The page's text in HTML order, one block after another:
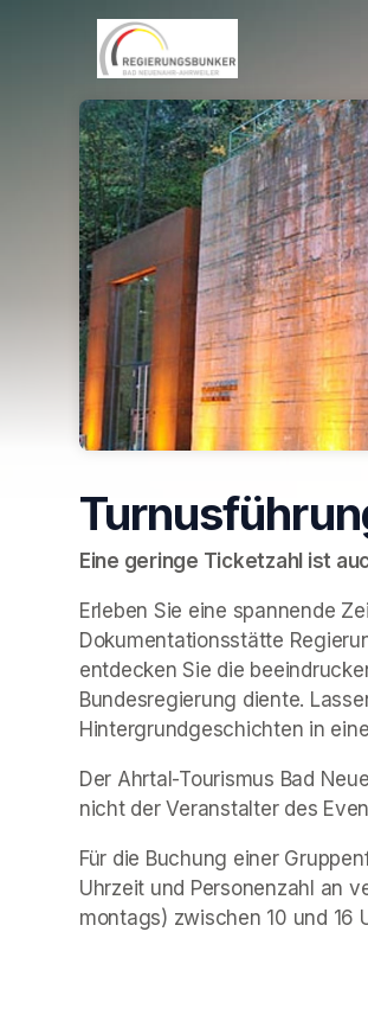
Skip header
Eine geringe Ticketzahl ist
Erleben Sie eine spannende
Dokumentationsstätte
entdecken Sie die
Bundesregierung diente.
Hintergrundgeschichten in
Der Ahrtal-Tourismus Bad
nicht der Veranstalter des
Für die Buchung einer
Uhrzeit und Personenzahl an
montags) zwischen 10 und 16